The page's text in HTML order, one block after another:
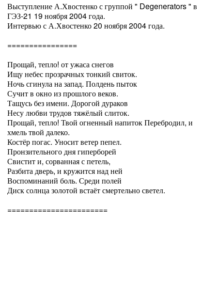
Выступление А.Хвостенко с группой " Degenerators " в
ГЭЗ-21 19 ноября 2004 года.
Интервью с А.Хвостенко 20 ноября 2004 года.
================
Прощай, тепло! от ужаса снегов
Ищу небес прозрачных тонкий свиток.
Ночь сгинула на запад. Полдень пыток
Сучит в окно из прошлого веков.
Тащусь без имени. Дорогой дураков
Несу любви трудов тяжёлый слиток.
Прощай, тепло! Твой огненный напиток Перебродил, и
хмель твой далеко.
Костёр погас. Уносит ветер пепел.
Пронзительного дня гиперборей
Свистит и, сорванная с петель,
Разбита дверь, и кружится над ней
Воспоминаний боль. Среди полей
Диск солнца золотой встаёт смертельно светел.
=======================